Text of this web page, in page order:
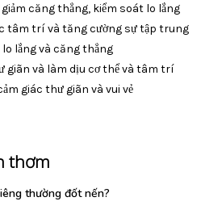
căng thẳng, kiểm soát lo lắng
tâm trí và tăng cường sự tập trung
lo lắng và căng thẳng
giãn và làm dịu cơ thể và tâm trí
giác thư giãn và vui vẻ
thơm
thường đốt nến?